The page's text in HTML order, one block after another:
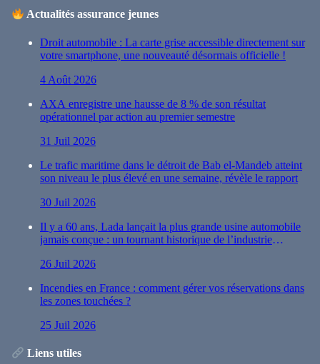
Actualités assurance jeunes
Droit automobile : La carte grise accessible directement sur
votre smartphone, une nouveauté désormais officielle !
4 Août 2026
AXA enregistre une hausse de 8 % de son résultat
opérationnel par action au premier semestre
31 Juil 2026
Le trafic maritime dans le détroit de Bab el-Mandeb atteint
son niveau le plus élevé en une semaine, révèle le rapport
30 Juil 2026
Il y a 60 ans, Lada lançait la plus grande usine automobile
jamais conçue : un tournant historique de l’industrie
26 Juil 2026
Incendies en France : comment gérer vos réservations dans
les zones touchées ?
25 Juil 2026
Liens utiles